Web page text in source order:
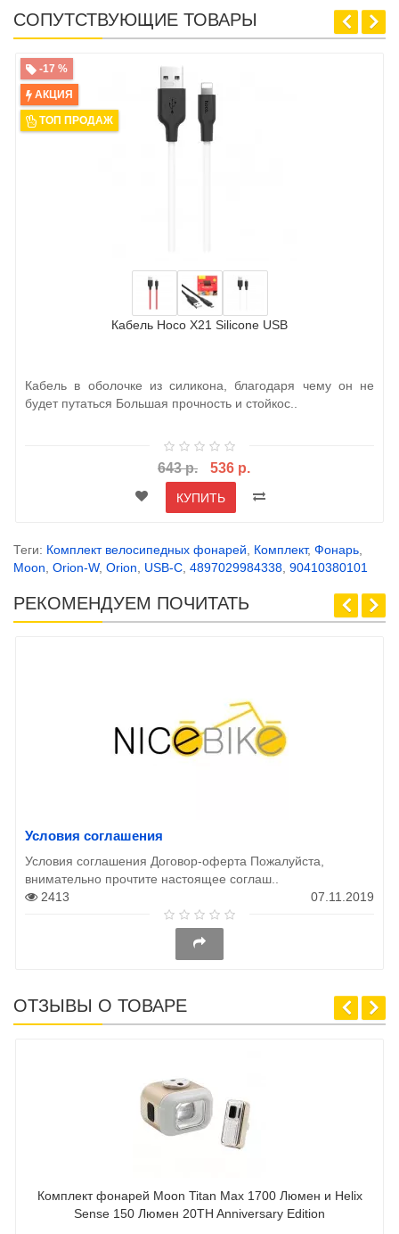
СОПУТСТВУЮЩИЕ ТОВАРЫ
-17 %
АКЦИЯ
ТОП ПРОДАЖ
Кабель Hoco X21 Silicone USB
Кабель в оболочке из силикона, благодаря чему он не
будет путаться Большая прочность и стойкос..
643 р. 536 р.
КУПИТЬ
Теги: Комплект велосипедных фонарей, Комплект, Фонарь,
Moon, Orion-W, Orion, USB-C, 4897029984338, 90410380101
РЕКОМЕНДУЕМ ПОЧИТАТЬ
Условия соглашения
Условия соглашения Договор-оферта Пожалуйста,
внимательно прочтите настоящее соглаш..
2413
07.11.2019
ОТЗЫВЫ О ТОВАРЕ
Комплект фонарей Moon Titan Max 1700 Люмен и Helix
Sense 150 Люмен 20TH Anniversary Edition